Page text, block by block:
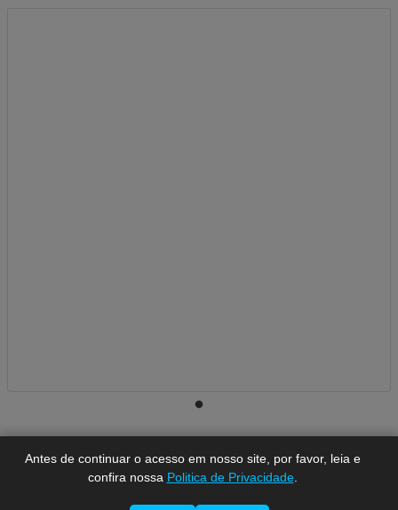
Antes de continuar o acesso em nosso site, por favor, leia e
confira nossa Politica de Privacidade.